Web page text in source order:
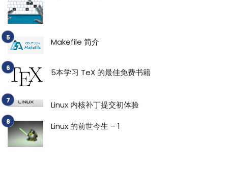
Makefile 简介
5本学习 TeX 的最佳免费书籍
Linux 内核补丁提交初体验
Linux 的前世今生 – 1